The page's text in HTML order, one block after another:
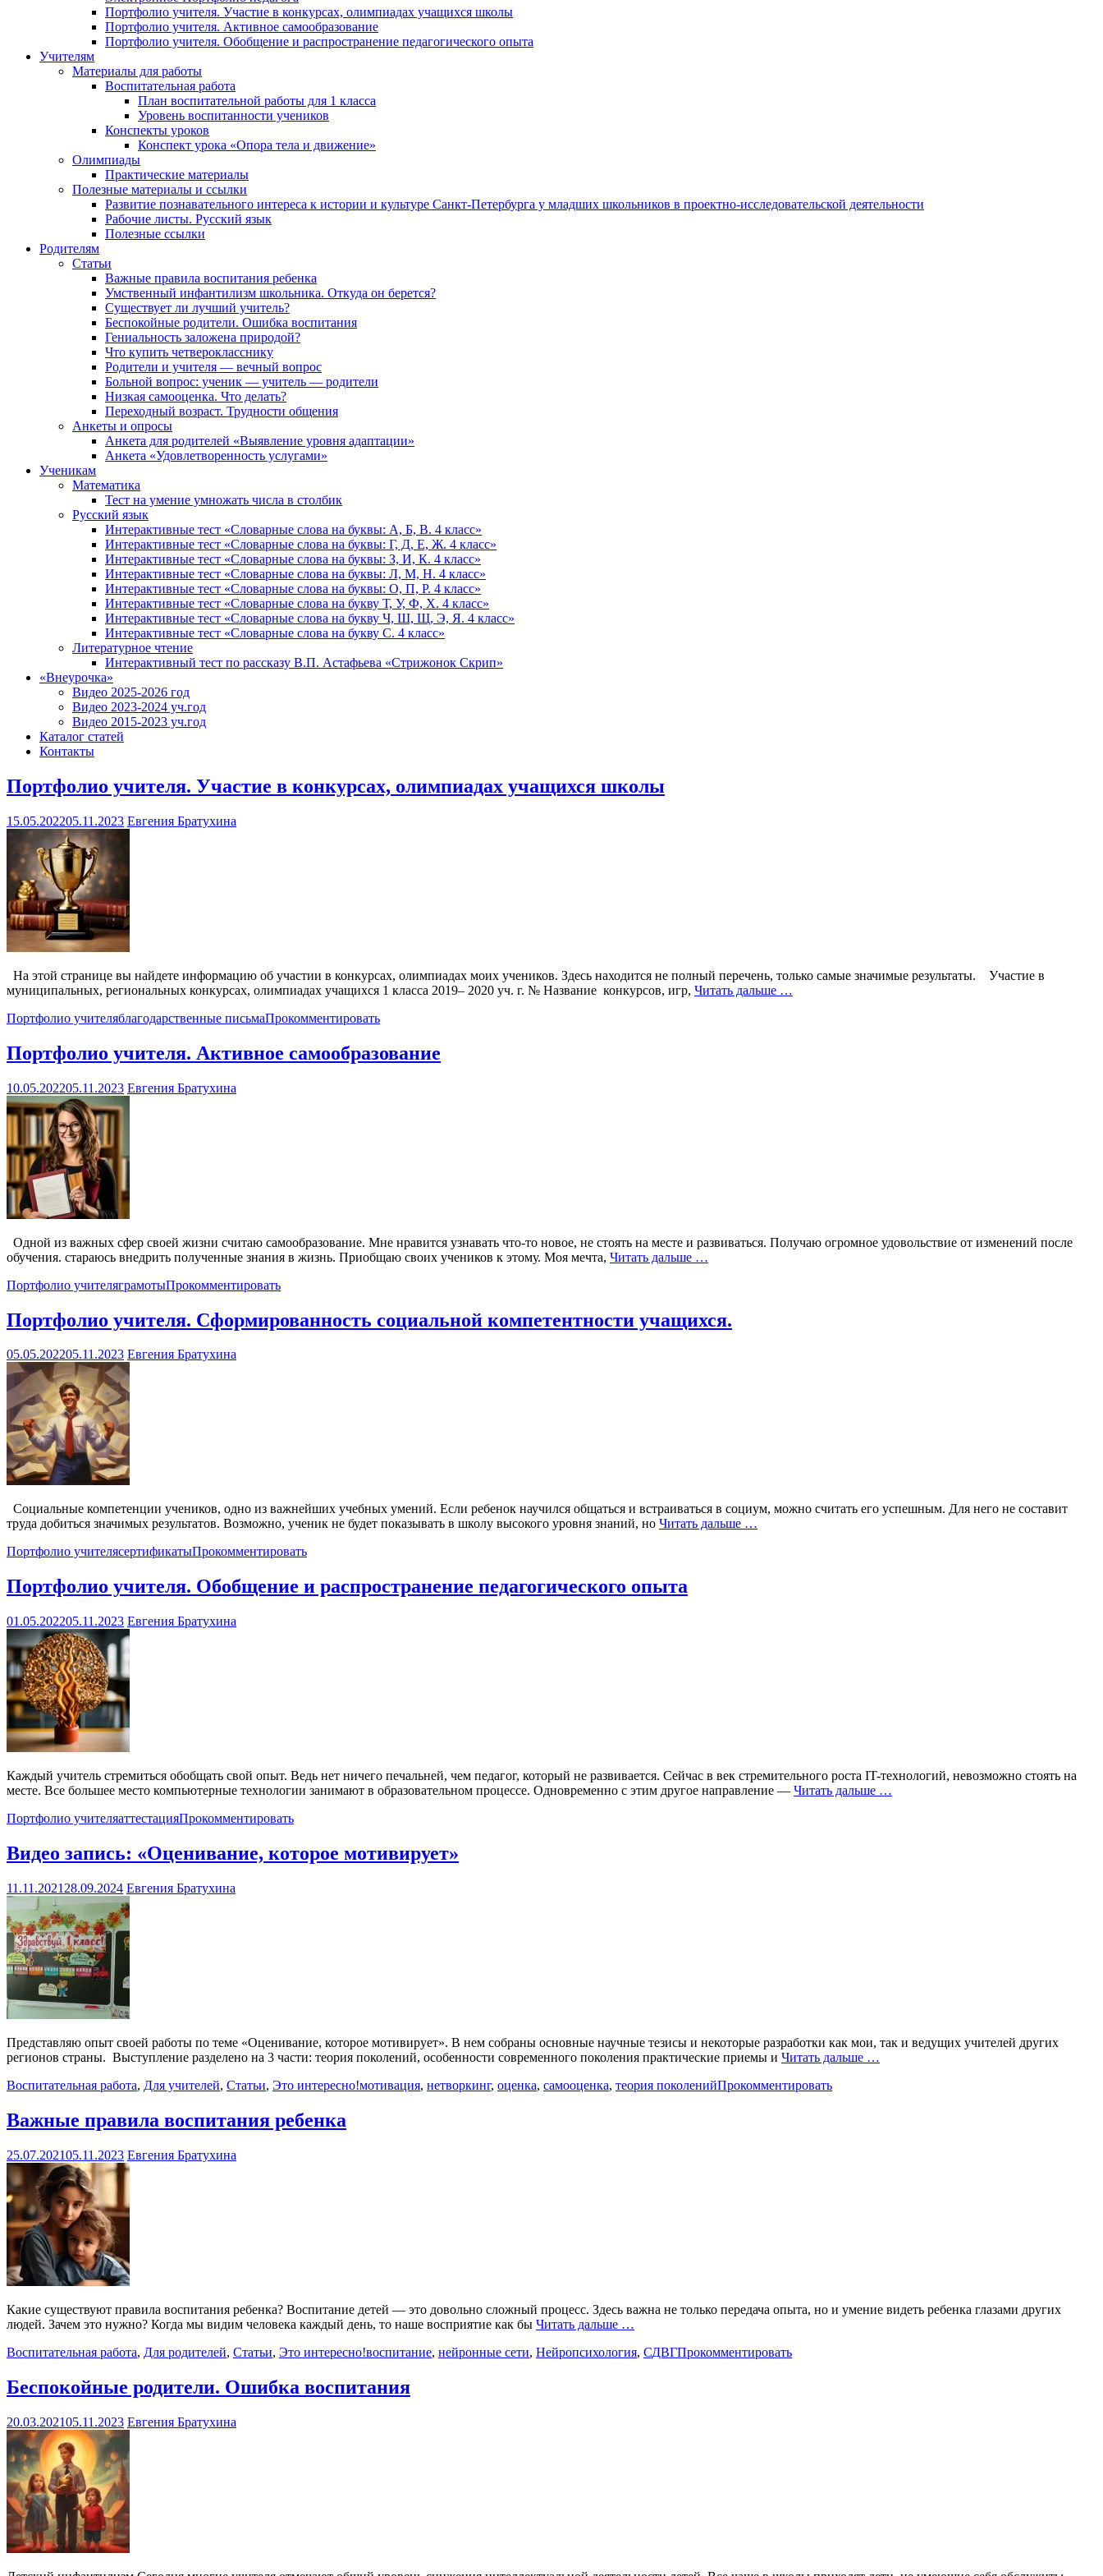
Портфолио учителя. Участие в конкурсах, олимпиадах учащихся школы
Портфолио учителя. Активное самообразование
Портфолио учителя. Обобщение и распространение педагогического опыта
Учителям
Материалы для работы
Воспитательная работа
План воспитательной работы для 1 класса
Уровень воспитанности учеников
Конспекты уроков
Конспект урока «Опора тела и движение»
Олимпиады
Практические материалы
Полезные материалы и ссылки
Развитие познавательного интереса к истории и культуре Санкт-Петербурга у младших школьников в проектно-исследовательской деятельности
Рабочие листы. Русский язык
Полезные ссылки
Родителям
Статьи
Важные правила воспитания ребенка
Умственный инфантилизм школьника. Откуда он берется?
Существует ли лучший учитель?
Беспокойные родители. Ошибка воспитания
Гениальность заложена природой?
Что купить четверокласснику
Родители и учителя — вечный вопрос
Больной вопрос: ученик — учитель — родители
Низкая самооценка. Что делать?
Переходный возраст. Трудности общения
Анкеты и опросы
Анкета для родителей «Выявление уровня адаптации»
Анкета «Удовлетворенность услугами»
Ученикам
Математика
Тест на умение умножать числа в столбик
Русский язык
Интерактивные тест «Словарные слова на буквы: А, Б, В. 4 класс»
Интерактивные тест «Словарные слова на буквы: Г, Д, Е, Ж. 4 класс»
Интерактивные тест «Словарные слова на буквы: З, И, К. 4 класс»
Интерактивные тест «Словарные слова на буквы: Л, М, Н. 4 класс»
Интерактивные тест «Словарные слова на буквы: О, П, Р. 4 класс»
Интерактивные тест «Словарные слова на букву Т, У, Ф, Х. 4 класс»
Интерактивные тест «Словарные слова на букву Ч, Ш, Щ, Э, Я. 4 класс»
Интерактивные тест «Словарные слова на букву С. 4 класс»
Литературное чтение
Интерактивный тест по рассказу В.П. Астафьева «Стрижонок Скрип»
«Внеурочка»
Видео 2025-2026 год
Видео 2023-2024 уч.год
Видео 2015-2023 уч.год
Каталог статей
Контакты
Новости
Портфолио учителя. Участие в конкурсах, олимпиадах учащихся школы
15.05.202205.11.2023 Евгения Братухина
На этой странице вы найдете информацию об участии в конкурсах, олимпиадах моих учеников. Здесь находится не полный перечень, только самые значимые результаты. Участие в
муниципальных, региональных конкурсах, олимпиадах учащихся 1 класса 2019– 2020 уч. г. № Название конкурсов, игр, Читать дальше …
Портфолио учителяблагодарственные письмаПрокомментировать
Портфолио учителя. Активное самообразование
10.05.202205.11.2023 Евгения Братухина
Одной из важных сфер своей жизни считаю самообразование. Мне нравится узнавать что-то новое, не стоять на месте и развиваться. Получаю огромное удовольствие от изменений после
обучения. стараюсь внедрить полученные знания в жизнь. Приобщаю своих учеников к этому. Моя мечта, Читать дальше …
Портфолио учителяграмотыПрокомментировать
Портфолио учителя. Сформированность социальной компетентности учащихся.
05.05.202205.11.2023 Евгения Братухина
Социальные компетенции учеников, одно из важнейших учебных умений. Если ребенок научился общаться и встраиваться в социум, можно считать его успешным. Для него не составит
труда добиться значимых результатов. Возможно, ученик не будет показывать в школу высокого уровня знаний, но Читать дальше …
Портфолио учителясертификатыПрокомментировать
Портфолио учителя. Обобщение и распространение педагогического опыта
01.05.202205.11.2023 Евгения Братухина
Каждый учитель стремиться обобщать свой опыт. Ведь нет ничего печальней, чем педагог, который не развивается. Сейчас в век стремительного роста IT-технологий, невозможно стоять на
месте. Все большее место компьютерные технологии занимают в образовательном процессе. Одновременно с этим другое направление — Читать дальше …
Портфолио учителяаттестацияПрокомментировать
Видео запись: «Оценивание, которое мотивирует»
11.11.2021 28.09.2024 Евгения Братухина
Представляю опыт своей работы по теме «Оценивание, которое мотивирует». В нем собраны основные научные тезисы и некоторые разработки как мои, так и ведущих учителей других
регионов страны. Выступление разделено на 3 части: теория поколений, особенности современного поколения практические приемы и Читать дальше …
Воспитательная работа, Для учителей, Статьи, Это интересно!мотивация, нетворкинг, оценка, самооценка, теория поколенийПрокомментировать
Важные правила воспитания ребенка
25.07.202105.11.2023 Евгения Братухина
Какие существуют правила воспитания ребенка? Воспитание детей — это довольно сложный процесс. Здесь важна не только передача опыта, но и умение видеть ребенка глазами других
людей. Зачем это нужно? Когда мы видим человека каждый день, то наше восприятие как бы Читать дальше …
Воспитательная работа, Для родителей, Статьи, Это интересно!воспитание, нейронные сети, Нейропсихология, СДВГПрокомментировать
Беспокойные родители. Ошибка воспитания
20.03.202105.11.2023 Евгения Братухина